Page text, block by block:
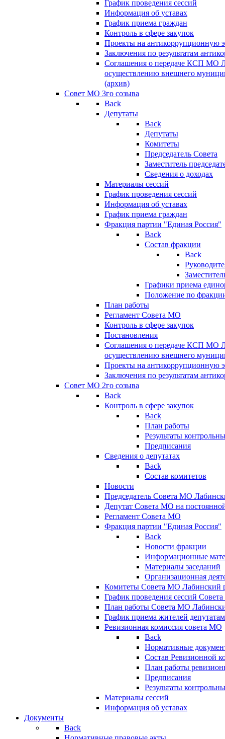
График проведения сессий
Информация об уставах
График приема граждан
Контроль в сфере закупок
Проекты на антикоррупционную
Заключения по результатам
Соглашения о передаче КСП МО
осуществлению внешнего
(архив)
Совет МО 3го созыва
Back
Депутаты
Back
Депутаты
Комитеты
Председатель Совета
Заместитель
Сведения о доходах
Материалы сессий
График проведения сессий
Информация об уставах
График приема граждан
Фракция партии "Единая Россия"
Back
Состав фракции
Back
Графики приема
Положение по
План работы
Регламент Совета МО
Контроль в сфере закупок
Постановления
Соглашения о передаче КСП МО
осуществлению внешнего
Проекты на антикоррупционную
Заключения по результатам
Совет МО 2го созыва
Back
Контроль в сфере закупок
Back
План работы
Результаты
Предписания
Сведения о депутатах
Back
Состав комитетов
Новости
Председатель Совета МО
Депутат Совета МО на
Регламент Совета МО
Фракция партии "Единая Россия"
Back
Новости фракции
Информационные
Материалы заседаний
Организационная
Комитеты Совета МО Лабинский
График проведения сессий
План работы Совета МО
График приема жителей
Ревизионная комиссия совета МО
Back
Нормативные
Состав Ревизионной
План работы
Предписания
Результаты
Материалы сессий
Информация об уставах
Документы
Back